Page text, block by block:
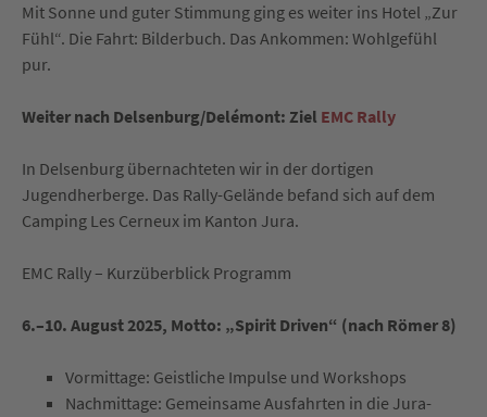
Mit Sonne und guter Stimmung ging es weiter ins Hotel „Zur
Fühl“. Die Fahrt: Bilderbuch. Das Ankommen: Wohlgefühl
pur.
Weiter nach Delsenburg/Delémont: Ziel EMC Rally
In Delsenburg übernachteten wir in der dortigen
Jugendherberge. Das Rally-Gelände befand sich auf dem
Camping Les Cerneux im Kanton Jura.
EMC Rally – Kurzüberblick Programm
6.–10. August 2025, Motto: „Spirit Driven“ (nach Römer 8)
Vormittage: Geistliche Impulse und Workshops
Nachmittage: Gemeinsame Ausfahrten in die Jura-